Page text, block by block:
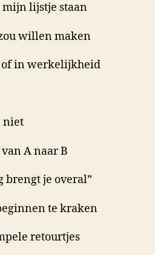
mijn lijstje staan
willen maken
in werkelijkheid
niet
A naar B
brengt je overal”
te kraken
retourtjes